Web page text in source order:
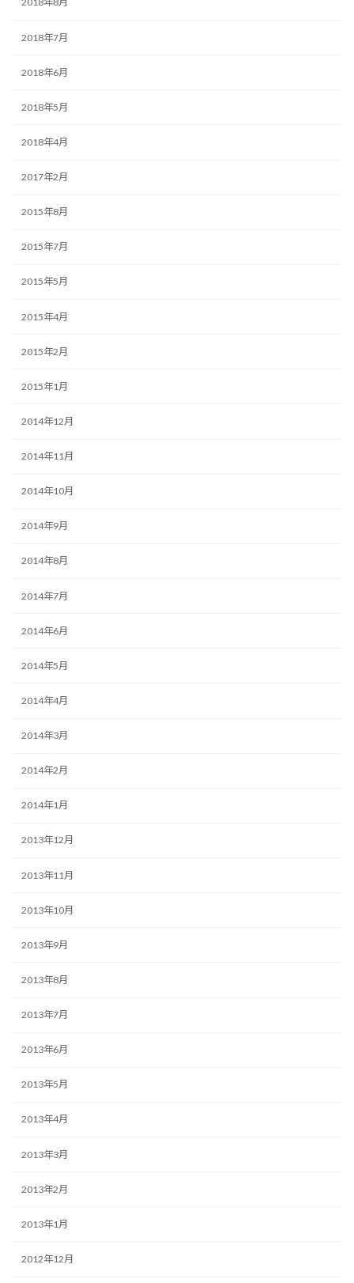
2018年7月
2018年6月
2018年5月
2018年4月
2017年2月
2015年8月
2015年7月
2015年5月
2015年4月
2015年2月
2015年1月
2014年12月
2014年11月
2014年10月
2014年9月
2014年8月
2014年7月
2014年6月
2014年5月
2014年4月
2014年3月
2014年2月
2014年1月
2013年12月
2013年11月
2013年10月
2013年9月
2013年8月
2013年7月
2013年6月
2013年5月
2013年4月
2013年3月
2013年2月
2013年1月
2012年12月